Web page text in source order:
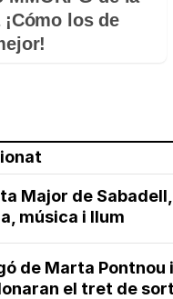
los de
Major de
música i llum
de Marta Pontnou
el tret de